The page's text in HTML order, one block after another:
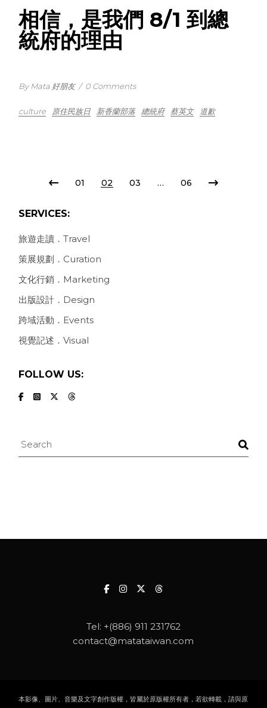
相信，是我們 8/1 到總
統府的理由
By Mata 好朋友 / 0 Comments
culture 原住民族日 新香蘭部落 總統府 蔡英文 道歉
POSTS
PAGINATION
01 02 03 … 06
SERVICES:
旅遊走讀．Travel
策展規劃．Curation
文化行銷．Marketing
出版設計．Design
跨域活動．Events
視覺記述．Visual
FOLLOW US:
Search
Tel: +(886) 911 231762
contact@matataiwan.com
本影像、圖片、音樂及文字創作版權，皆屬於原版權所有者，若欲轉載，請與原